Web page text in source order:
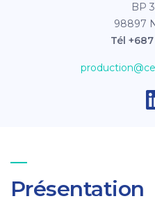
BP
98897
Tél
Présentation